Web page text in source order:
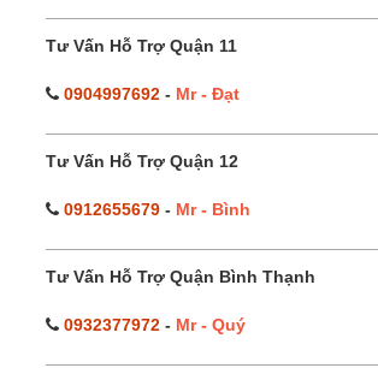
Tư Vấn Hỗ Trợ Quận 11
0904997692 - Mr - Đạt
Tư Vấn Hỗ Trợ Quận 12
0912655679 - Mr - Bình
Tư Vấn Hỗ Trợ Quận Bình Thạnh
0932377972 - Mr - Quý